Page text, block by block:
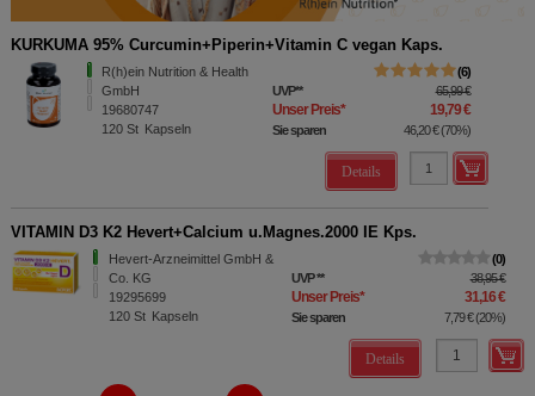
KURKUMA 95% Curcumin+Piperin+Vitamin C vegan Kaps.
R(h)ein Nutrition & Health
GmbH
19680747
120 St Kapseln
6
UVP** 65,99 €
Unser Preis* 19,79 €
Sie sparen 46,20 € (70%)
Details
VITAMIN D3 K2 Hevert+Calcium u.Magnes.2000 IE Kps.
Hevert-Arzneimittel GmbH &
Co. KG
19295699
120 St Kapseln
0
UVP** 38,95 €
Unser Preis* 31,16 €
Sie sparen 7,79 €(20%)
Details